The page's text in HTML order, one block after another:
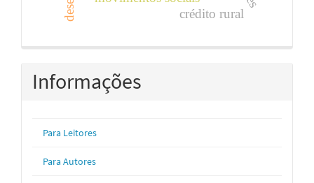
crédito rural
Informações
Para Leitores
Para Autores